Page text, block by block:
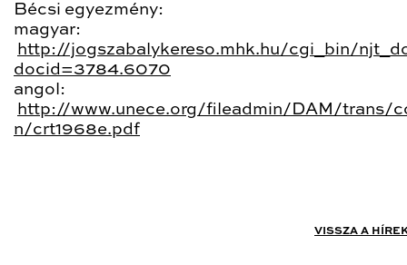
Bécsi egyezmény:
magyar:
http://jogszabalykereso.mhk.hu/cgi_bin/
docid=3784.6070
angol:
http://www.unece.org/fileadmin/DAM/trans/
n/crt1968e.pdf
VISSZA A